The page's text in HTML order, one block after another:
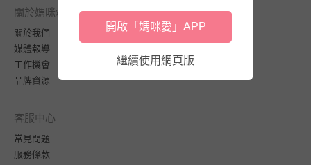
關於媽咪愛
關於我們
媒體報導
工作機會
品牌資源
客服中心
常見問題
服務條款
開啟「媽咪愛」APP
繼續使用網頁版